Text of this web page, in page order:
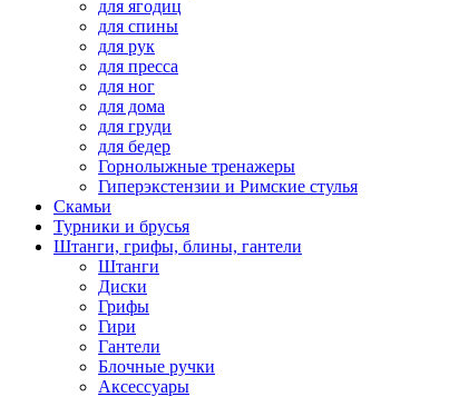
для ягодиц
для спины
для рук
для пресса
для ног
для дома
для груди
для бедер
Горнолыжные тренажеры
Гиперэкстензии и Римские стулья
Скамьи
Турники и брусья
Штанги, грифы, блины, гантели
Штанги
Диски
Грифы
Гири
Гантели
Блочные ручки
Аксессуары